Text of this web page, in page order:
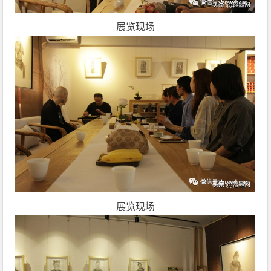
展览现场
展览现场